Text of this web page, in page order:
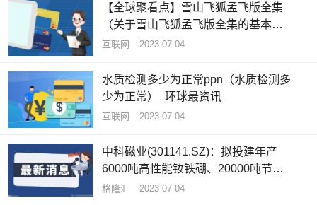
【全球聚看点】雪山飞狐孟飞版全集
（关于雪山飞狐孟飞版全集的基本详
情介绍）
互联网 2023-07-04
水质检测多少为正常ppn（水质检测多
少为正常）_环球最资讯
互联网 2023-07-04
中科磁业(301141.SZ)：拟投建年产
6000吨高性能钕铁硼、20000吨节能
电机磁瓦及1500吨粘结磁项目_全球
格隆汇 2023-07-04